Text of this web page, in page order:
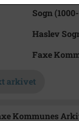
Sogn
Haslev
Faxe
arkivet
Kommunes